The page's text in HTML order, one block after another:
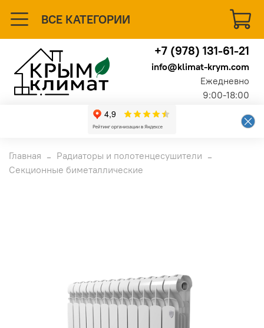
ВСЕ КАТЕГОРИИ
+7 (978) 131-61-21
info@klimat-krym.com
Ежедневно
9:00-18:00
Главная
Радиаторы и полотенцесушители
Секционные биметаллические